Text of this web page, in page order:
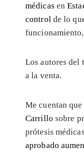
médicas en
controlde lo
Los autores del
a la venta.
Me cuentan
Carrillo sobre
prótesis
aprobado